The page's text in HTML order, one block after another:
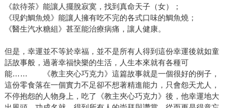
《款待茶》能讓人擺脫寂寞，找到真命天子（女）；
《現釣鯛魚燒》能讓人擁有吃不完的各式口味的鯛魚燒；
《醫生汽水糖組》甚至能治療病痛，讓人健康。
但是，幸運並不等於幸福，並不是所有人得到這份幸運後就如童
話故事般，過著幸福快樂的生活，人生本來就有各種可
能…… 《教主夾心巧克力》這篇故事就是一個很好的例子，
這份零食落在一個實力不足卻不想著精進能力，只會怨天尤人，
不停抱怨的人物身上，吃了《教主夾心巧克力》後，他幸運地大